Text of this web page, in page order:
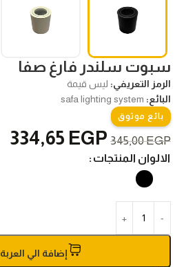
سبوت سلندر فارغ صفا
الرمز التعريفي: ليس قيمة
البائع: safa lighting system
بائع موثوق
345,00EGP
334,65 EGP
الالوان المنتجات
إضافة الي العربة